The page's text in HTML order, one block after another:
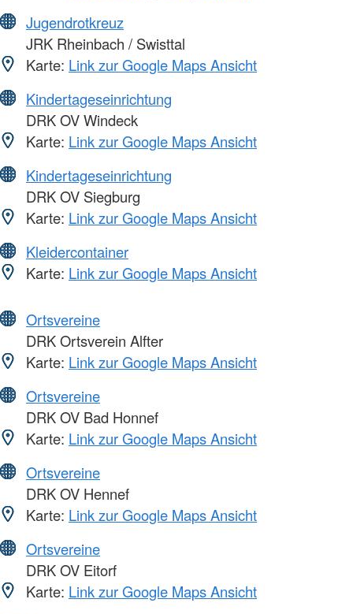
Jugendrotkreuz
JRK Rheinbach / Swisttal
Karte: Link zur Google Maps Ansicht
Kindertageseinrichtung
DRK OV Windeck
Karte: Link zur Google Maps Ansicht
Kindertageseinrichtung
DRK OV Siegburg
Karte: Link zur Google Maps Ansicht
Kleidercontainer
Karte: Link zur Google Maps Ansicht
Ortsvereine
DRK Ortsverein Alfter
Karte: Link zur Google Maps Ansicht
Ortsvereine
DRK OV Bad Honnef
Karte: Link zur Google Maps Ansicht
Ortsvereine
DRK OV Hennef
Karte: Link zur Google Maps Ansicht
Ortsvereine
DRK OV Eitorf
Karte: Link zur Google Maps Ansicht